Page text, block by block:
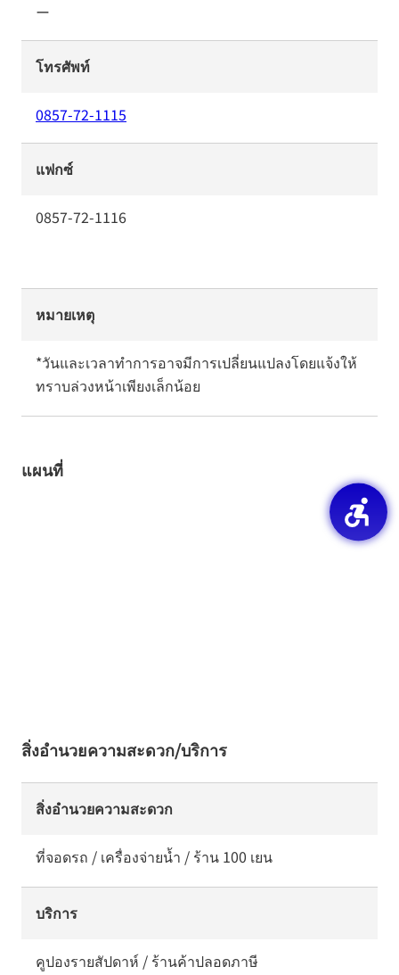
ー
โทรศัพท์
0857-72-1115
แฟกซ์
0857-72-1116
หมายเหตุ
*วันและเวลาทำการอาจมีการเปลี่ยนแปลงโดยแจ้งให้
ทราบล่วงหน้าเพียงเล็กน้อย
แผนที่
สิ่งอำนวยความสะดวก/บริการ
สิ่งอำนวยความสะดวก
ที่จอดรถ / เครื่องจ่ายน้ำ / ร้าน 100 เยน
บริการ
คูปองรายสัปดาห์ / ร้านค้าปลอดภาษี